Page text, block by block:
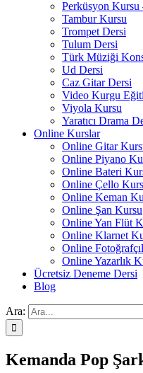
Perküsyon
Tambur Kursu
Trompet Dersi
Tulum Dersi
Türk Müziği
Ud Dersi
Caz Gitar Dersi
Video Kurgu
Viyola Kursu
Yaratıcı Drama
Online Kurslar
Online Gitar
Online Piyano
Online Bateri
Online Çello
Online Keman
Online Şan Kursu
Online Yan Flüt
Online Klarnet
Online
Online Yazarlık
Ücretsiz Deneme Dersi
Blog
Ara:
Kemanda Pop